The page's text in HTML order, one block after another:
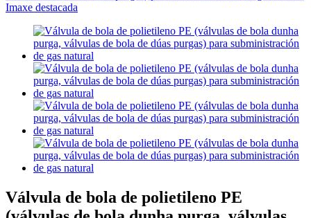
Válvula de bola de polietileno PE